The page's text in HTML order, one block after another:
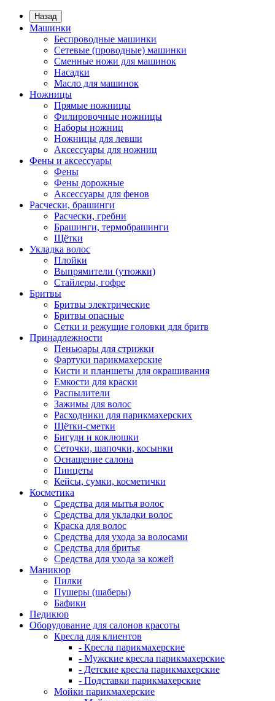
Назад
Машинки
Беспроводные машинки
Сетевые (проводные) машинки
Сменные ножи для машинок
Насадки
Масло для машинок
Ножницы
Прямые ножницы
Филировочные ножницы
Наборы ножниц
Ножницы для левши
Аксессуары для ножниц
Фены и аксессуары
Фены
Фены дорожные
Аксессуары для фенов
Расчески, брашинги
Расчески, гребни
Брашинги, термобрашинги
Щётки
Укладка волос
Плойки
Выпрямители (утюжки)
Стайлеры, гофре
Бритвы
Бритвы электрические
Бритвы опасные
Сетки и режущие головки для бритв
Принадлежности
Пеньюары для стрижки
Фартуки парикмахерские
Кисти и планшеты для окрашивания
Емкости для краски
Распылители
Зажимы для волос
Расходники для парикмахерских
Щётки-сметки
Бигуди и коклюшки
Сеточки, шапочки, косынки
Оснащение салона
Пинцеты
Кейсы, сумки, косметички
Косметика
Средства для мытья волос
Средства для укладки волос
Краска для волос
Средства для ухода за волосами
Средства для бритья
Средства для ухода за кожей
Маникюр
Пилки
Пушеры (шаберы)
Бафики
Педикюр
Оборудование для салонов красоты
Кресла для клиентов
- Кресла парикмахерские
- Мужские кресла парикмахерские
- Детские кресла парикмахерские
- Подставки парикмахерские
Мойки парикмахерские